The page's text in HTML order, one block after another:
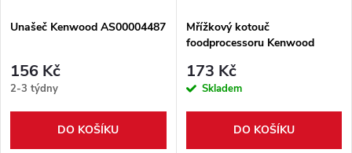
Unašeč Kenwood AS00004487
156 Kč
2-3 týdny
DO KOŠÍKU
Mřížkový kotouč
foodprocessoru Kenwood
173 Kč
Skladem
DO KOŠÍKU